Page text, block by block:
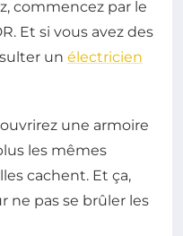
commencez par le
Et si vous avez des
un électricien
une armoire
les mêmes
cachent. Et ça,
ne pas se brûler les